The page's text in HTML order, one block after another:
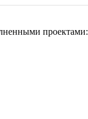
проектами: